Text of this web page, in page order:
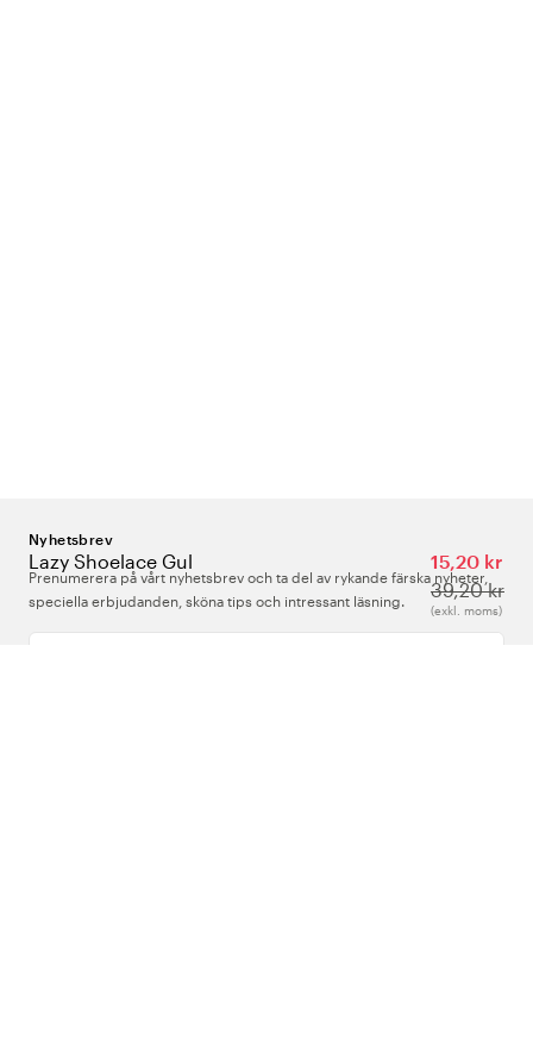
Lazy Shoelace Gul
15,20 kr
39,20 kr
(exkl. moms)
Nyhetsbrev
Prenumerera på vårt nyhetsbrev och ta del av rykande färska nyheter,
speciella erbjudanden, sköna tips och intressant läsning.
Ange din e-postadress